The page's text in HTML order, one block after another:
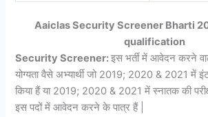
Aaiclas Security Screener Bharti
qualification
Security Screener:इस भर्ती में आवेदन करने
योग्यता वैसे अभ्यार्थी जो 2019; 2020 & 2021 में इंटर
किया हैं या 2019; 2020 & 2021 में स्नातक की
इस पदों में आवेदन करने के पात्र हैं |